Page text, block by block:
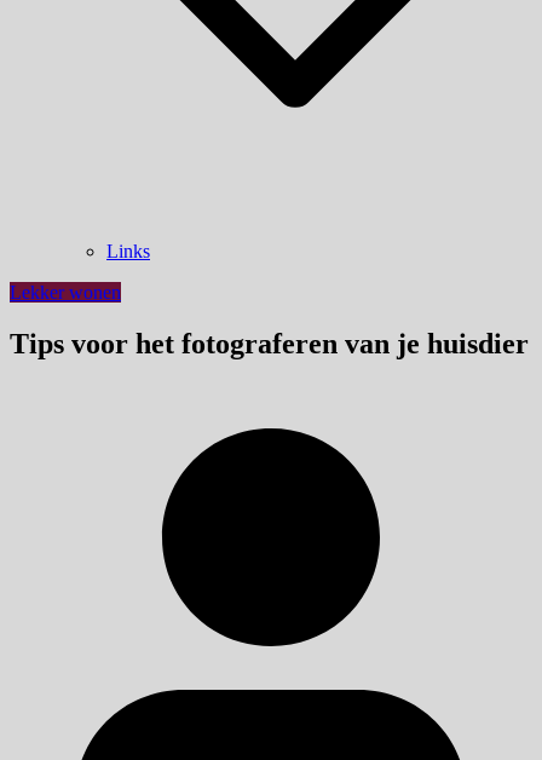
Links
Lekker wonen
Tips voor het fotograferen van je huisdier